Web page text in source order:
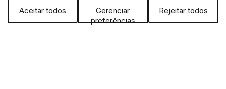
Aceitar todos
Gerenciar
preferências
Rejeitar todos
Powered by: